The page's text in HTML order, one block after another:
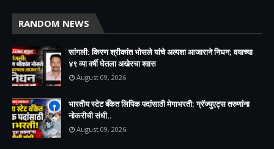
RANDOM NEWS
सांगली: किरण श्रीकांत भोसले यांचे अल्पशा आजाराने निधन; वयाच्या
४९ व्या वर्षी घेतला अखेरचा श्वास​
August 09, 2026
भारतीय स्टेट बँकेत लिपिक पदांसाठी मेगाभरती; ग्रॅज्युएट्स तरुणांना
नोकरीची संधी..
August 09, 2026